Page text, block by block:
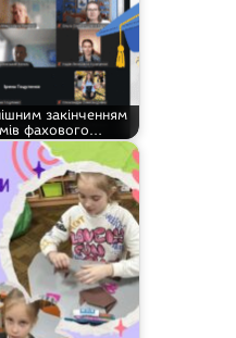
закінченням
фахового…